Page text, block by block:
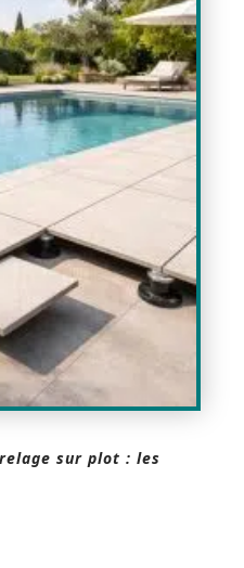
sur plot : les